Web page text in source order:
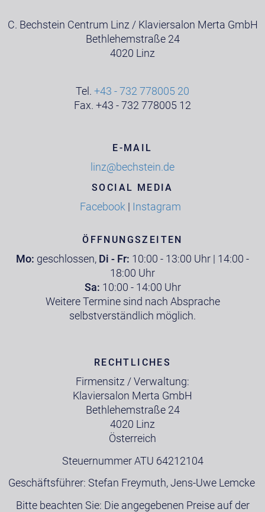
C. Bechstein Centrum Linz / Klaviersalon Merta GmbH
Bethlehemstraße 24
4020 Linz
Tel. +43 - 732 778005 20
Fax. +43 - 732 778005 12
E-MAIL
linz@bechstein.de
SOCIAL MEDIA
Facebook | Instagram
ÖFFNUNGSZEITEN
Mo: geschlossen, Di - Fr: 10:00 - 13:00 Uhr | 14:00 -
18:00 Uhr
Sa: 10:00 - 14:00 Uhr
Weitere Termine sind nach Absprache
selbstverständlich möglich.
RECHTLICHES
Firmensitz / Verwaltung:
Klaviersalon Merta GmbH
Bethlehemstraße 24
4020 Linz
Österreich
Steuernummer ATU 64212104
Geschäftsführer: Stefan Freymuth, Jens-Uwe Lemcke
Bitte beachten Sie: Die angegebenen Preise auf der